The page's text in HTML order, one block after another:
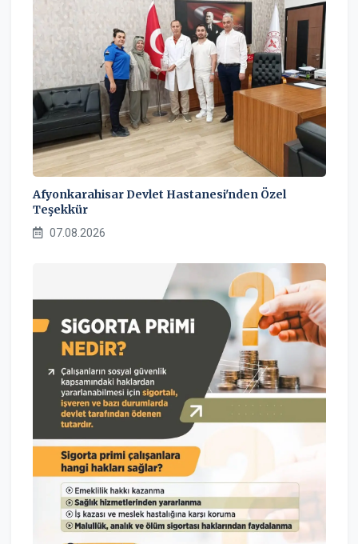
Afyonkarahisar Devlet Hastanesi'nden Özel
Teşekkür
07.08.2026